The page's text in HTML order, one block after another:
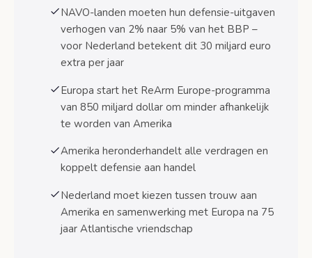
850 miljard dollar
850 miljard dollar voor Europese
defensie-onafhankelijkheid
Europa wil strategisch onafhankelijk
worden
Nederland moet kiezen tussen Amerika en
Europa
Balanceren tussen NAVO-loyaliteit en
Europese samenwerking
profiteren van Europese samenwerking
Historische koerswijziging na 75 jaar Atlantische
NAVO-landen moeten hun defensie-uitgaven
verhogen van 2% naar 5% van het BBP –
voor Nederland betekent dit 30 miljard euro
extra per jaar
Europa start het ReArm Europe-programma
van 850 miljard dollar om minder afhankelijk
te worden van Amerika
Amerika heronderhandelt alle verdragen en
koppelt defensie aan handel
Nederland moet kiezen tussen trouw aan
Amerika en samenwerking met Europa na 75
jaar Atlantische vriendschap